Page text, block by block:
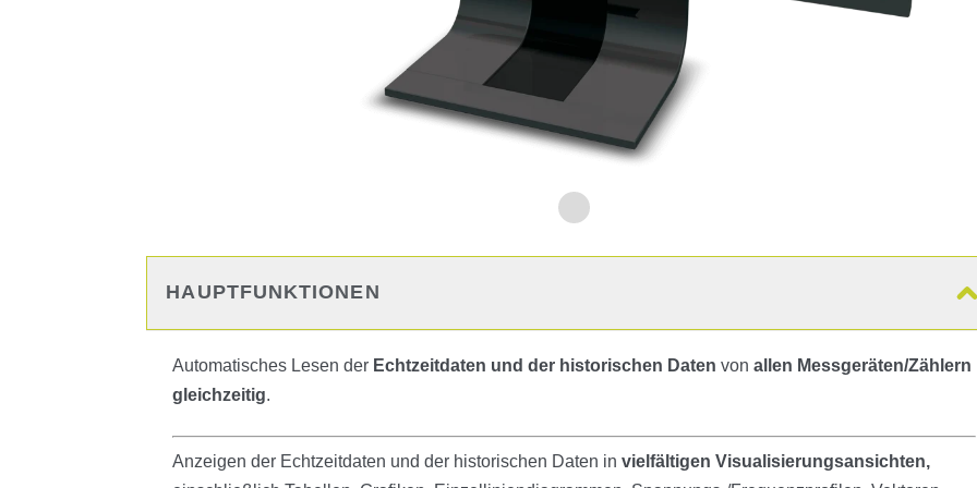
HAUPTFUNKTIONEN
Automatisches Lesen der Echtzeitdaten und der historischen Daten vonallen Messgeräten/Zählern
gleichzeitig.
Anzeigen der Echtzeitdaten und der historischen Daten invielfältigen Visualisierungsansichten,